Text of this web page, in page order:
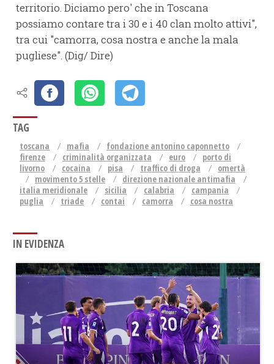
territorio. Diciamo pero' che in Toscana
possiamo contare tra i 30 e i 40 clan molto attivi",
tra cui "camorra, cosa nostra e anche la mala
pugliese". (Dig/ Dire)
TAG
toscana mafia
fondazione antonino caponnetto
firenze
criminalità organizzata euro
porto di
livorno
cocaina pisa traffico di droga
omertà
movimento 5 stelle
direzione nazionale antimafia
italia meridionale
sicilia calabria
campania
puglia
triade contai camorra cosa nostra
IN EVIDENZA